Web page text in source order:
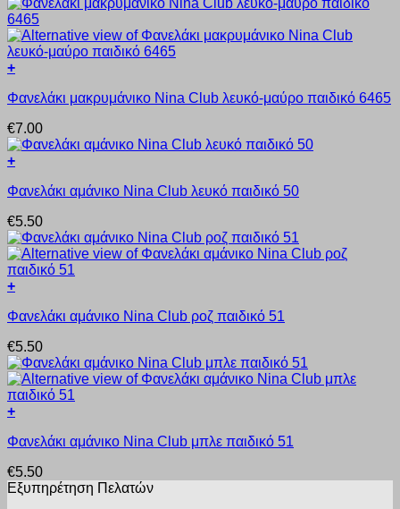
σελίδα
του
προϊόντος
πολλαπλές
παραλλαγές.
Οι
επιλογές
μπορούν
επιλεγούν
σελίδα
του
προϊόντος
+
το
έχει
πολλαπλές
παραλλαγές.
επιλογές
να
επιλεγούν
στη
σελίδα
του
προϊόντος
Φανελάκι μακρυμάνικο Nina Club λευκό-μαύρο παιδικό 6465
€7.00
+
το
έχει
πολλαπλές
παραλλαγές.
Οι
επιλογές
να
στη
σελίδα
του
προϊόντος
Φανελάκι αμάνικο Nina Club λευκό παιδικό 50
€5.50
+
το
έχει
πολλαπλές
παραλλαγές.
Οι
επιλογές
να
στη
σελίδα
Φανελάκι αμάνικο Nina Club ροζ παιδικό 51
€5.50
+
το
έχει
πολλαπλές
Φανελάκι αμάνικο Nina Club μπλε παιδικό 51
€5.50
Εξυπηρέτηση Πελατών